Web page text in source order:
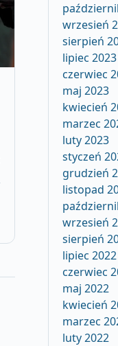
wrzesień
sierpień
lipiec 2023
czerwiec
maj 2023
kwiecień
marzec
luty 2023
styczeń
grudzień
listopad
wrzesień
sierpień
lipiec 2022
czerwiec
maj 2022
kwiecień
marzec
luty 2022